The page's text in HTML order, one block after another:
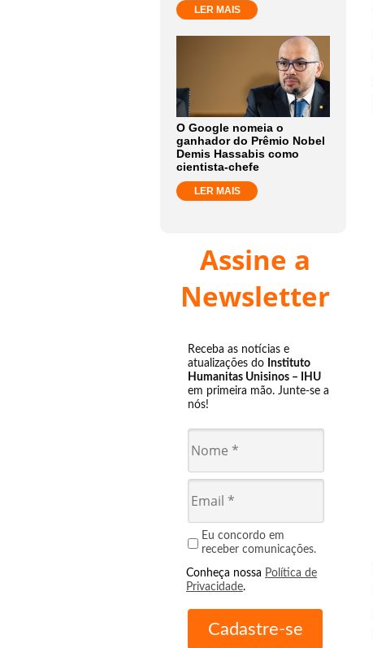
LER MAIS
O Google nomeia o
ganhador do Prêmio Nobel
Demis Hassabis como
cientista-chefe
LER MAIS
Assine a
Newsletter
Receba as notícias e
atualizações do Instituto
Humanitas Unisinos – IHU
em primeira mão. Junte-se a
nós!
Eu concordo em
receber comunicações.
Conheça nossa Política de
Privacidade.